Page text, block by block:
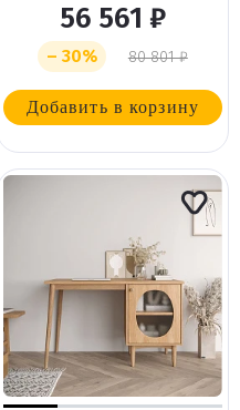
56 561 ₽
– 30% 80 801 ₽
Добавить в корзину